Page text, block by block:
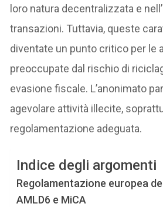
loro natura decentralizzata e
transazioni. Tuttavia, queste
diventate un punto critico per le
preoccupate dal rischio di
evasione fiscale. L’anonimato
agevolare attività illecite,
regolamentazione adeguata.
Indice degli argomenti
Regolamentazione europea
AMLD6 e MiCA